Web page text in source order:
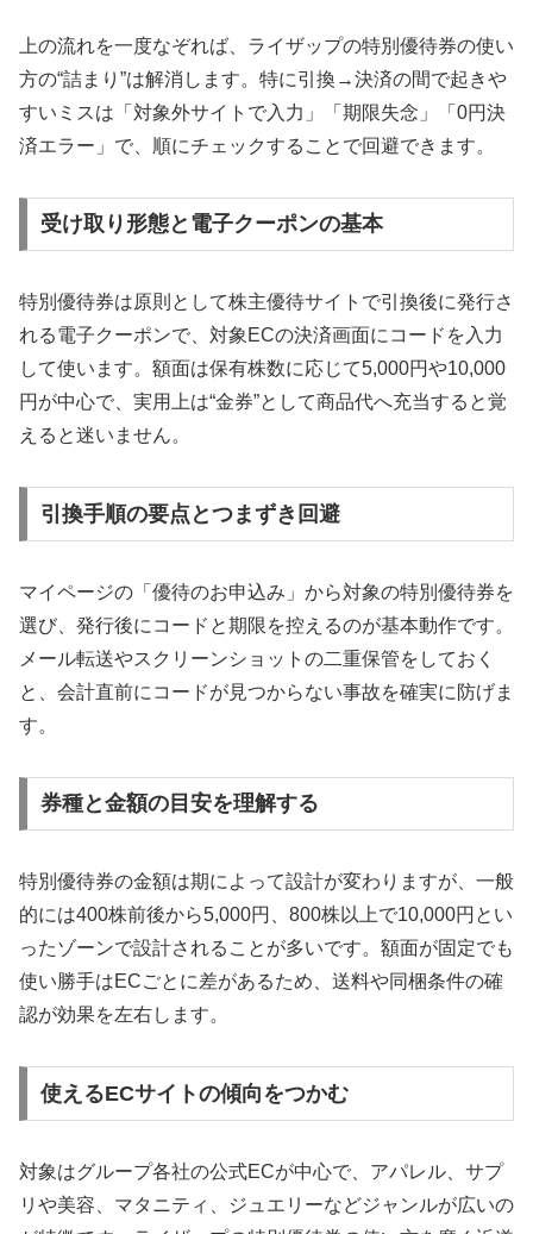
上の流れを一度なぞれば、ライザップの特別優待券の使い
方の“詰まり”は解消します。特に引換→決済の間で起きや
すいミスは「対象外サイトで入力」「期限失念」「0円決
済エラー」で、順にチェックすることで回避できます。
受け取り形態と電子クーポンの基本
特別優待券は原則として株主優待サイトで引換後に発行さ
れる電子クーポンで、対象ECの決済画面にコードを入力
して使います。額面は保有株数に応じて5,000円や10,000
円が中心で、実用上は“金券”として商品代へ充当すると覚
えると迷いません。
引換手順の要点とつまずき回避
マイページの「優待のお申込み」から対象の特別優待券を
選び、発行後にコードと期限を控えるのが基本動作です。
メール転送やスクリーンショットの二重保管をしておく
と、会計直前にコードが見つからない事故を確実に防げま
す。
券種と金額の目安を理解する
特別優待券の金額は期によって設計が変わりますが、一般
的には400株前後から5,000円、800株以上で10,000円とい
ったゾーンで設計されることが多いです。額面が固定でも
使い勝手はECごとに差があるため、送料や同梱条件の確
認が効果を左右します。
使えるECサイトの傾向をつかむ
対象はグループ各社の公式ECが中心で、アパレル、サプ
リや美容、マタニティ、ジュエリーなどジャンルが広いの